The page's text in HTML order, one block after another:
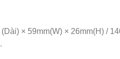
× 59mm(W) × 26mm(H) /